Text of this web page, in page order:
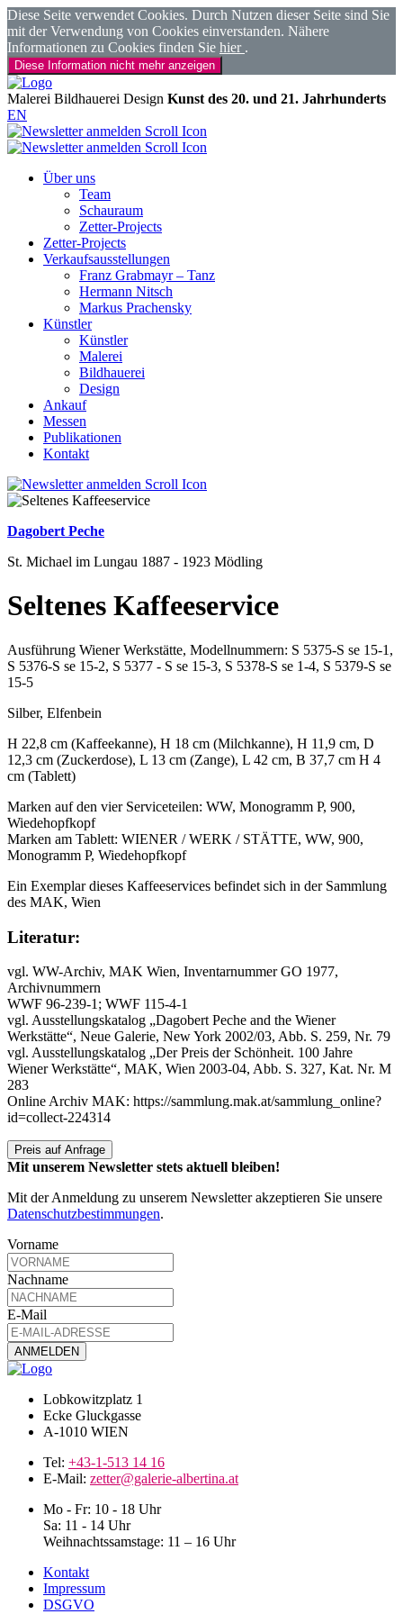
Diese Seite verwendet Cookies. Durch Nutzen dieser Seite sind Sie
mit der Verwendung von Cookies einverstanden. Nähere
Informationen zu Cookies finden Sie hier .
Diese Information nicht mehr anzeigen
Malerei Bildhauerei Design Kunst des 20. und 21. Jahrhunderts
EN
Über uns
Team
Schauraum
Zetter-Projects
Zetter-Projects
Verkaufsausstellungen
Franz Grabmayr – Tanz
Hermann Nitsch
Markus Prachensky
Künstler
Künstler
Malerei
Bildhauerei
Design
Ankauf
Messen
Publikationen
Kontakt
Dagobert Peche
St. Michael im Lungau 1887 - 1923 Mödling
Seltenes Kaffeeservice
Ausführung Wiener Werkstätte, Modellnummern: S 5375-S se 15-1,
S 5376-S se 15-2, S 5377 - S se 15-3, S 5378-S se 1-4, S 5379-S se
15-5
Silber, Elfenbein
H 22,8 cm (Kaffeekanne), H 18 cm (Milchkanne), H 11,9 cm, D
12,3 cm (Zuckerdose), L 13 cm (Zange), L 42 cm, B 37,7 cm H 4
cm (Tablett)
Marken auf den vier Serviceteilen: WW, Monogramm P, 900,
Wiedehopfkopf
Marken am Tablett: WIENER / WERK / STÄTTE, WW, 900,
Monogramm P, Wiedehopfkopf
Ein Exemplar dieses Kaffeeservices befindet sich in der Sammlung
des MAK, Wien
Literatur:
vgl. WW-Archiv, MAK Wien, Inventarnummer GO 1977,
Archivnummern
WWF 96-239-1; WWF 115-4-1
vgl. Ausstellungskatalog „Dagobert Peche and the Wiener
Werkstätte“, Neue Galerie, New York 2002/03, Abb. S. 259, Nr. 79
vgl. Ausstellungskatalog „Der Preis der Schönheit. 100 Jahre
Wiener Werkstätte“, MAK, Wien 2003-04, Abb. S. 327, Kat. Nr. M
283
Online Archiv MAK: https://sammlung.mak.at/sammlung_online?
id=collect-224314
Preis auf Anfrage
Mit unserem Newsletter stets aktuell bleiben!
Mit der Anmeldung zu unserem Newsletter akzeptieren Sie unsere
Datenschutzbestimmungen.
Vorname
Nachname
E-Mail
Lobkowitzplatz 1
Ecke Gluckgasse
A-1010 WIEN
Tel: +43-1-513 14 16
E-Mail: zetter@galerie-albertina.at
Mo - Fr: 10 - 18 Uhr
Sa: 11 - 14 Uhr
Weihnachtssamstage: 11 – 16 Uhr
Kontakt
Impressum
DSGVO